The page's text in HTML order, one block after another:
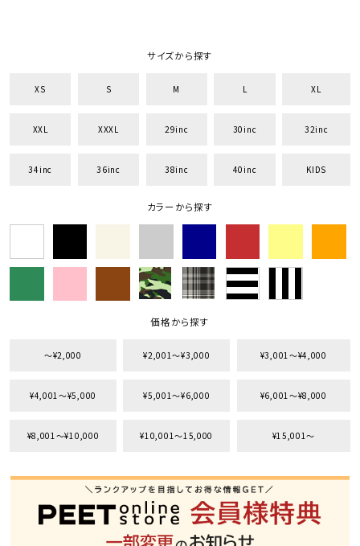
サイズから探す
XS S M L XL
XXL XXXL 29inc 30inc 32inc
34inc 36inc 38inc 40inc KIDS
カラーから探す
価格から探す
〜¥2,000 ¥2,001〜¥3,000 ¥3,001〜¥4,000
¥4,001〜¥5,000 ¥5,001〜¥6,000 ¥6,001〜¥8,000
¥8,001〜¥10,000 ¥10,001〜15,000 ¥15,001〜